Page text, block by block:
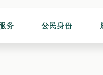
务 公民身份